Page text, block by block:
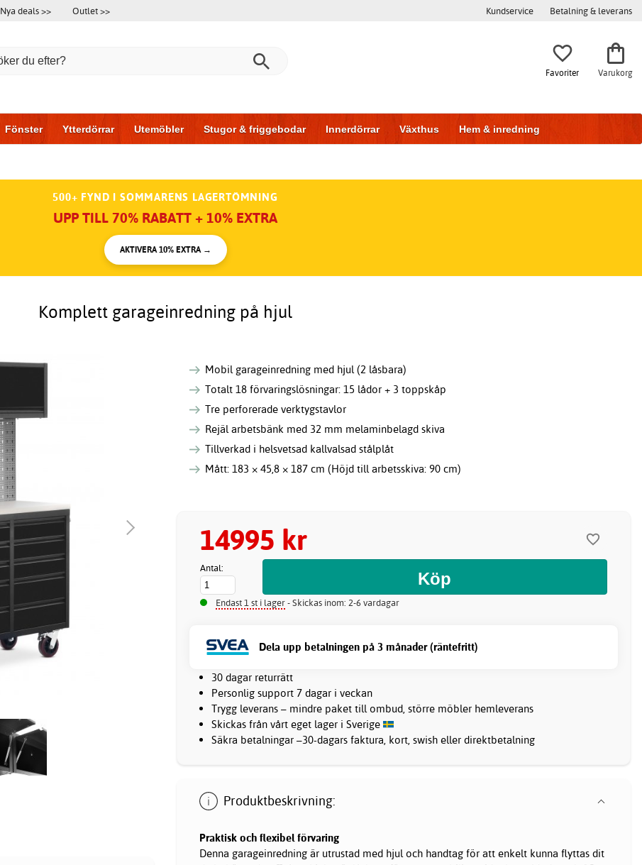
Nya deals >> Outlet >> Kundservice Betalning & leverans
Favoriter Varukorg
Fönster Ytterdörrar Utemöbler Stugor & friggebodar Innerdörrar Växthus Hem & inredning
500+ FYND I SOMMARENS LAGERTÖMNING
UPP TILL 70% RABATT + 10% EXTRA
AKTIVERA 10% EXTRA →
Komplett garageinredning på hjul
Mobil garageinredning med hjul (2 låsbara)
Totalt 18 förvaringslösningar: 15 lådor + 3 toppskåp
Tre perforerade verktygstavlor
Rejäl arbetsbänk med 32 mm melaminbelagd skiva
Tillverkad i helsvetsad kallvalsad stålplåt
Mått: 183 × 45,8 × 187 cm (Höjd till arbetsskiva: 90 cm)
14995 kr
Antal:
Endast 1 st i lager- Skickas inom: 2-6 vardagar
Dela upp betalningen på 3 månader (räntefritt)
30 dagar returrätt
Personlig support 7 dagar i veckan
Trygg leverans – mindre paket till ombud, större möbler hemleverans
Skickas från vårt eget lager i Sverige
Säkra betalningar –30-dagars faktura, kort, swish eller direktbetalning
Produktbeskrivning:
Praktisk och flexibel förvaring
Denna garageinredning är utrustad med hjul och handtag för att enkelt kunna flyttas dit